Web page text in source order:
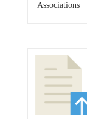
Associations